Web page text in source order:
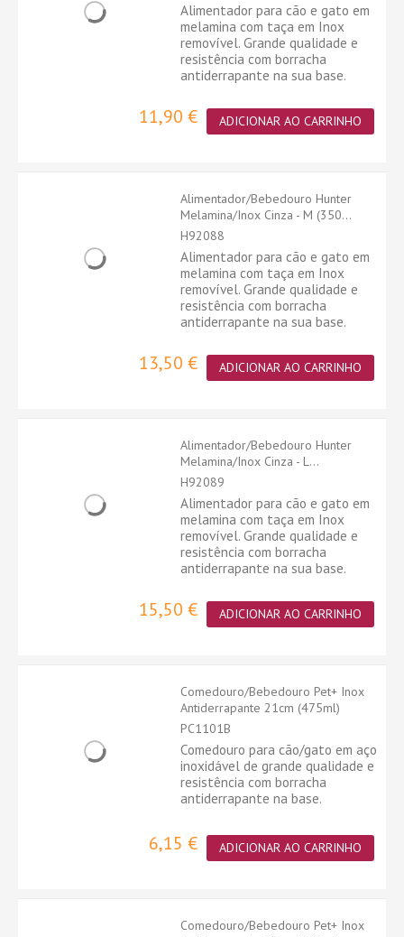
Alimentador para cão e gato em
melamina com taça em Inox
removível. Grande qualidade e
resistência com borracha
antiderrapante na sua base.
11,90 € ADICIONAR AO CARRINHO
Alimentador/Bebedouro Hunter
Melamina/Inox Cinza - M (350...
H92088
Alimentador para cão e gato em
melamina com taça em Inox
removível. Grande qualidade e
resistência com borracha
antiderrapante na sua base.
13,50 € ADICIONAR AO CARRINHO
Alimentador/Bebedouro Hunter
Melamina/Inox Cinza - L...
H92089
Alimentador para cão e gato em
melamina com taça em Inox
removível. Grande qualidade e
resistência com borracha
antiderrapante na sua base.
15,50 € ADICIONAR AO CARRINHO
Comedouro/Bebedouro Pet+ Inox
Antiderrapante 21cm (475ml)
PC1101B
Comedouro para cão/gato em aço
inoxidável de grande qualidade e
resistência com borracha
antiderrapante na base.
6,15 € ADICIONAR AO CARRINHO
Comedouro/Bebedouro Pet+ Inox